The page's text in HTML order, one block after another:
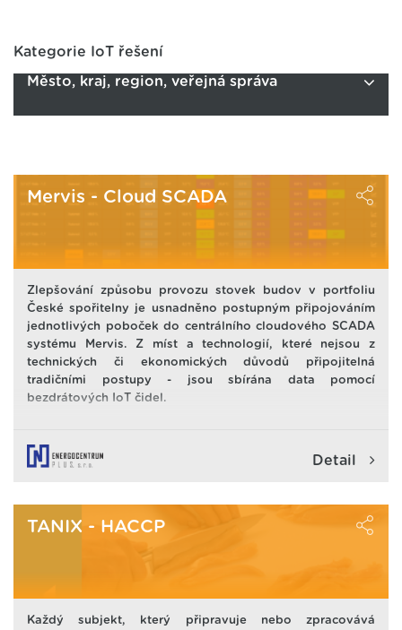
Kategorie IoT řešení
Město, kraj, region, veřejná správa
Mervis - Cloud SCADA
Zlepšování způsobu provozu stovek budov v portfoliu
České spořitelny je usnadněno postupným připojováním
jednotlivých poboček do centrálního cloudového SCADA
systému Mervis. Z míst a technologií, které nejsou z
technických či ekonomických důvodů připojitelná
tradičními postupy - jsou sbírána data pomocí
bezdrátových IoT čidel.
Detail
TANIX - HACCP
Každý subjekt, který připravuje nebo zpracovává